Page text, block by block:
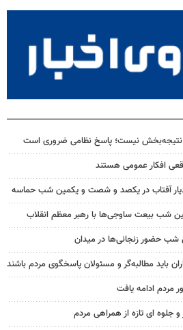
نتیجه‌بخش نیست؛ پاسخ نظامی ضروری است
افکار عمومی هستند
آفتاب در یکصد و شصت و یکمین شب حماسه
بیعت ساوجی‌ها با رهبر معظم انقلاب
حضور زنجانی‌ها در میدان
باید مطالبه‌گر و مسئولان پاسخگوی مردم باشند
جلوه ای تازه از همراهی مردم